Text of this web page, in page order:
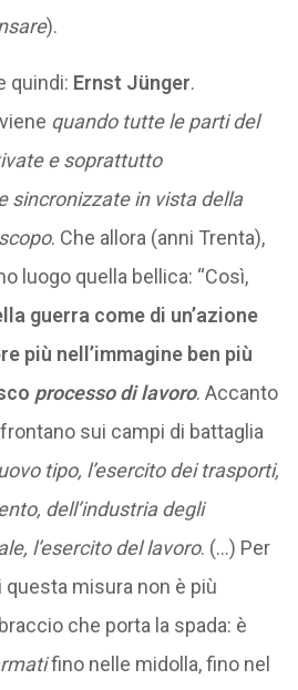
).
quindi: Ernst Jünger.
quando tutte le parti del
e soprattutto
sincronizzate in vista della
. Che allora (anni Trenta),
luogo quella bellica: “Così,
guerra come di un’azione
più nell’immagine ben più
processo di lavoro. Accanto
sui campi di battaglia
tipo, l’esercito dei trasporti,
dell’industria degli
l’esercito del lavoro. (…) Per
misura non è più
che porta la spada: è
fino nelle midolla, fino nel